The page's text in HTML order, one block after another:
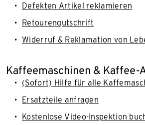
Defekten Artikel reklamieren
Retourengutschrift
Widerruf & Reklamation von
Kaffeemaschinen & Kaffee-
(Sofort) Hilfe für alle
Ersatzteile anfragen
Kostenlose Video-Inspektion